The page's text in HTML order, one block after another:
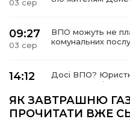
03 сер
09:27
03 сер
ВПО можуть не
комунальних
14:12
Досі ВПО?
переселенці
ЯК ЗАВТРАШНЮ
ПРОЧИТАТИ ВЖЕ